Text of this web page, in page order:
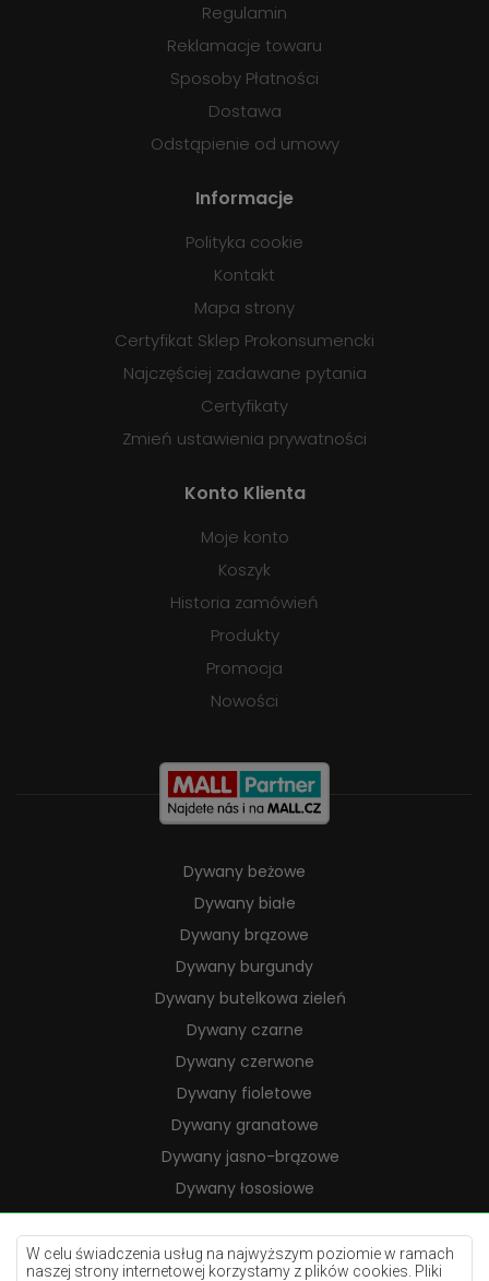
W celu świadczenia usług na najwyższym poziomie w ramach
naszej strony internetowej korzystamy z plików cookies. Pliki
Regulamin
Reklamacje towaru
Sposoby Płatności
Dostawa
Odstąpienie od umowy
Informacje
Polityka cookie
Kontakt
Mapa strony
Certyfikat Sklep Prokonsumencki
Najczęściej zadawane pytania
Certyfikaty
Zmień ustawienia prywatności
Konto Klienta
Moje konto
Koszyk
Historia zamówień
Produkty
Promocja
Nowości
Dywany beżowe
Dywany białe
Dywany brązowe
Dywany burgundy
Dywany butelkowa zieleń
Dywany czarne
Dywany czerwone
Dywany fioletowe
Dywany granatowe
Dywany jasno-brązowe
Dywany łososiowe
Dywany kremowe
Dywany lilac